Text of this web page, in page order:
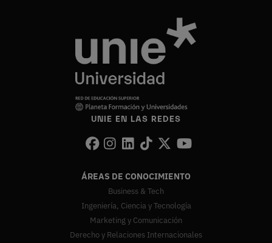
UNIE EN LAS REDES
ÁREAS DE CONOCIMIENTO
Business & Tech
Ingeniería, Ciencia y Tecnología
Marketing y Comunicación
Derecho y Relaciones Internacionales